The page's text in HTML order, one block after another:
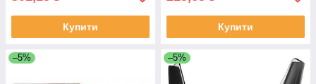
Купити Купити
–5% –5%